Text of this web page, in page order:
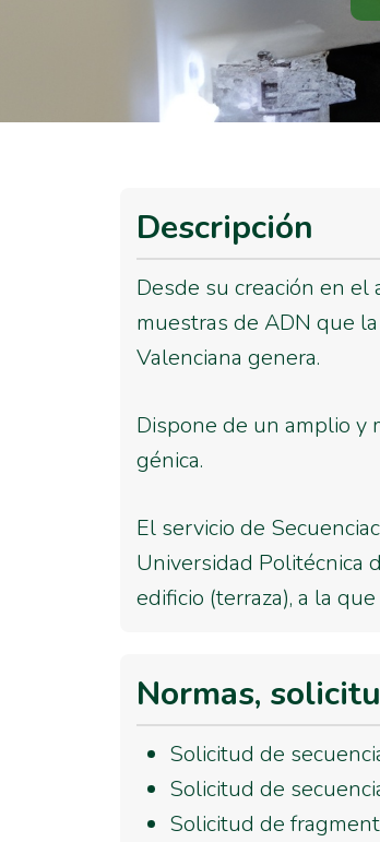
Descripción
Desde su creación en el
muestras de ADN que
Valenciana genera.
Dispone de un amplio y
génica.
El servicio de
Universidad Politécnica
edificio (terraza), a la
Normas,
Solicitud de
Solicitud de
Solicitud de